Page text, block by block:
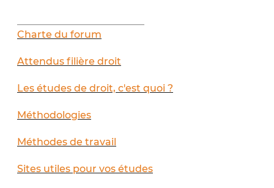
Charte du forum
Attendus filière droit
Les études de droit, c'est quoi ?
Méthodologies
Méthodes de travail
Sites utiles pour vos études